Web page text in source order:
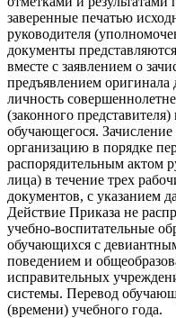
заверенные печатью
руководителя
документы
вместе с заявлением о
предъявлением оригинала
личность
(законного
обучающегося.
организацию в порядке
распорядительным актом
лица) в течение трех
документов, с указанием
Действие Приказа не
учебно-воспитательные
обучающихся с
поведением и
исправительных
системы. Перевод
(времени) учебного года.